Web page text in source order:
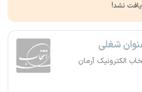
نشد!
الکترونیک آرمان